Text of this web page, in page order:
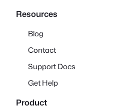
Resources
Blog
Contact
Support Docs
Get Help
Product